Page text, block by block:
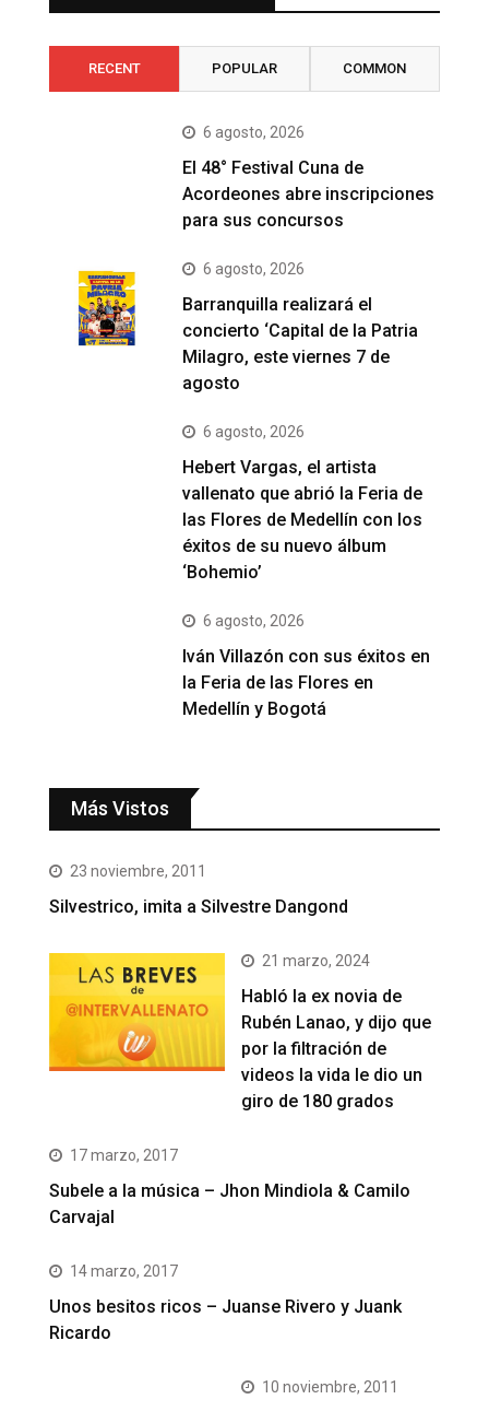
RECENT POPULAR COMMON
6 agosto, 2026
El 48° Festival Cuna de
Acordeones abre inscripciones
para sus concursos
6 agosto, 2026
Barranquilla realizará el
concierto ‘Capital de la Patria
Milagro, este viernes 7 de
agosto
6 agosto, 2026
Hebert Vargas, el artista
vallenato que abrió la Feria de
las Flores de Medellín con los
éxitos de su nuevo álbum
‘Bohemio’
6 agosto, 2026
Iván Villazón con sus éxitos en
la Feria de las Flores en
Medellín y Bogotá
Más Vistos
23 noviembre, 2011
Silvestrico, imita a Silvestre Dangond
21 marzo, 2024
Habló la ex novia de
Rubén Lanao, y dijo que
por la filtración de
videos la vida le dio un
giro de 180 grados
17 marzo, 2017
Subele a la música – Jhon Mindiola & Camilo
Carvajal
14 marzo, 2017
Unos besitos ricos – Juanse Rivero y Juank
Ricardo
10 noviembre, 2011